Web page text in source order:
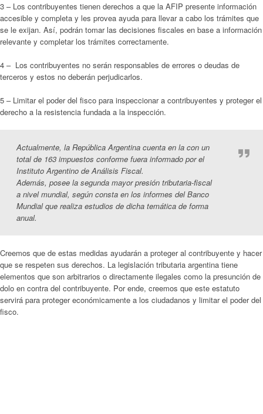
3 – Los contribuyentes tienen derechos a que la AFIP presente información
accesible y completa y les provea ayuda para llevar a cabo los trámites que
se le exijan. Así, podrán tomar las decisiones fiscales en base a información
relevante y completar los trámites correctamente.
4 – Los contribuyentes no serán responsables de errores o deudas de
terceros y estos no deberán perjudicarlos.
5 – Limitar el poder del fisco para inspeccionar a contribuyentes y proteger el
derecho a la resistencia fundada a la inspección.
Actualmente, la República Argentina cuenta en la con un
total de 163 impuestos conforme fuera informado por el
Instituto Argentino de Análisis Fiscal.
Además, posee la segunda mayor presión tributaria-fiscal
a nivel mundial, según consta en los informes del Banco
Mundial que realiza estudios de dicha temática de forma
anual.
Creemos que de estas medidas ayudarán a proteger al contribuyente y hacer
que se respeten sus derechos. La legislación tributaria argentina tiene
elementos que son arbitrarios o directamente ilegales como la presunción de
dolo en contra del contribuyente. Por ende, creemos que este estatuto
servirá para proteger económicamente a los ciudadanos y limitar el poder del
fisco.